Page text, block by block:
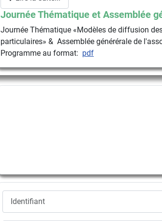
Journée Thématique et Assemblée
Journée Thématique «Modèles de diffusion
particulaires» & Assemblée générérale de
Programme au format: pdf